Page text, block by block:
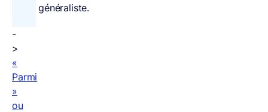
généraliste.
-
>
«
Parmi
»
ou